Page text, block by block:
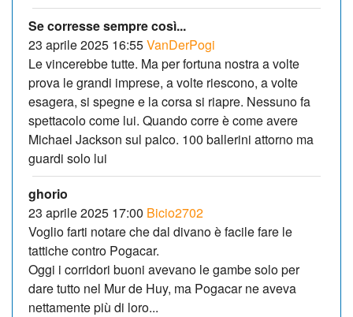
Se corresse sempre così...
23 aprile 2025 16:55VanDerPogi
Le vincerebbe tutte. Ma per fortuna nostra a volte
prova le grandi imprese, a volte riescono, a volte
esagera, si spegne e la corsa si riapre. Nessuno fa
spettacolo come lui. Quando corre è come avere
Michael Jackson sul palco. 100 ballerini attorno ma
guardi solo lui
ghorio
23 aprile 2025 17:00 Bicio2702
Voglio farti notare che dal divano è facile fare le
tattiche contro Pogacar.
Oggi i corridori buoni avevano le gambe solo per
dare tutto nel Mur de Huy, ma Pogacar ne aveva
nettamente più di loro...